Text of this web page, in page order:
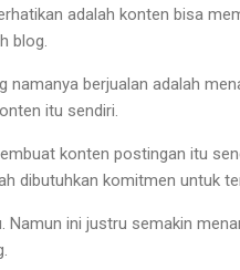
adalah konten bisa
blog.
namanya berjualan adalah
itu sendiri.
konten postingan itu
dibutuhkan komitmen untuk
ini justru semakin